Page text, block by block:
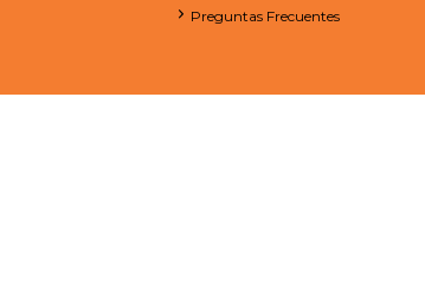
Preguntas Frecuentes